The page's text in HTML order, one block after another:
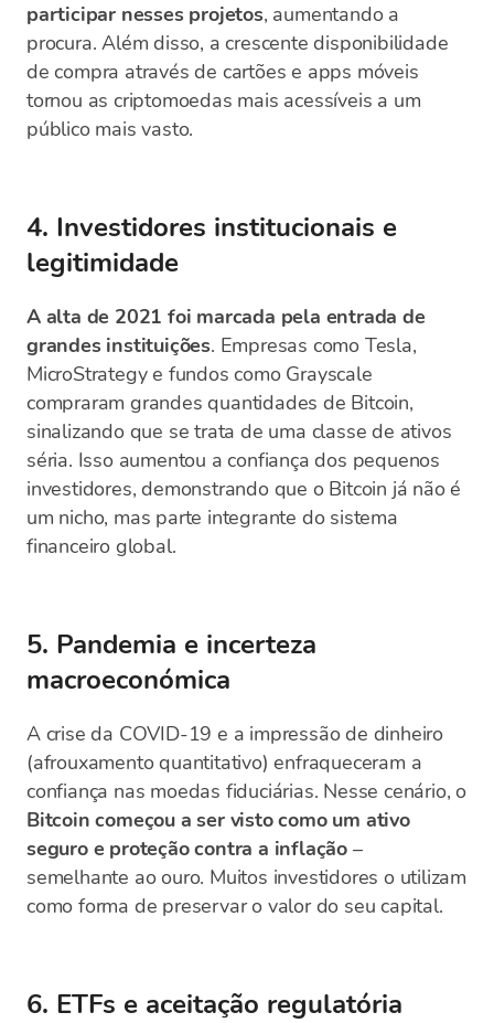
participar nesses projetos, aumentando a
procura. Além disso, a crescente disponibilidade
de compra através de cartões e apps móveis
tornou as criptomoedas mais acessíveis a um
público mais vasto.
4. Investidores institucionais e
legitimidade
A alta de 2021 foi marcada pela entrada de
grandes instituições. Empresas como Tesla,
MicroStrategy e fundos como Grayscale
compraram grandes quantidades de Bitcoin,
sinalizando que se trata de uma classe de ativos
séria. Isso aumentou a confiança dos pequenos
investidores, demonstrando que o Bitcoin já não é
um nicho, mas parte integrante do sistema
financeiro global.
5. Pandemia e incerteza
macroeconómica
A crise da COVID-19 e a impressão de dinheiro
(afrouxamento quantitativo) enfraqueceram a
confiança nas moedas fiduciárias. Nesse cenário, o
Bitcoin começou a ser visto como um ativo
seguro e proteção contra a inflação –
semelhante ao ouro. Muitos investidores o utilizam
como forma de preservar o valor do seu capital.
6. ETFs e aceitação regulatória